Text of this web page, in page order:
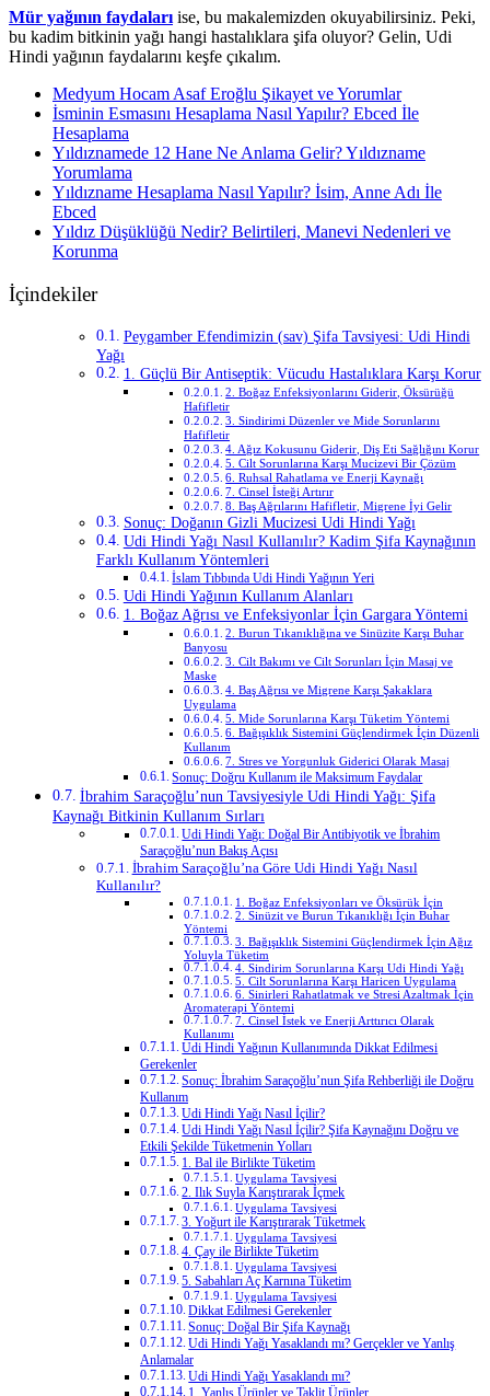
Mür yağının faydaları ise, bu makalemizden okuyabilirsiniz. Peki,
bu kadim bitkinin yağı hangi hastalıklara şifa oluyor? Gelin, Udi
Hindi yağının faydalarını keşfe çıkalım.
Medyum Hocam Asaf Eroğlu Şikayet ve Yorumlar
İsminin Esmasını Hesaplama Nasıl Yapılır? Ebced İle
Hesaplama
Yıldıznamede 12 Hane Ne Anlama Gelir? Yıldızname
Yorumlama
Yıldızname Hesaplama Nasıl Yapılır? İsim, Anne Adı İle
Ebced
Yıldız Düşüklüğü Nedir? Belirtileri, Manevi Nedenleri ve
Korunma
İçindekiler
Peygamber Efendimizin (sav) Şifa Tavsiyesi: Udi Hindi
Yağı
1. Güçlü Bir Antiseptik: Vücudu Hastalıklara Karşı Korur
2. Boğaz Enfeksiyonlarını Giderir, Öksürüğü
Hafifletir
3. Sindirimi Düzenler ve Mide Sorunlarını
Hafifletir
4. Ağız Kokusunu Giderir, Diş Eti Sağlığını Korur
5. Cilt Sorunlarına Karşı Mucizevi Bir Çözüm
6. Ruhsal Rahatlama ve Enerji Kaynağı
7. Cinsel İsteği Artırır
8. Baş Ağrılarını Hafifletir, Migrene İyi Gelir
Sonuç: Doğanın Gizli Mucizesi Udi Hindi Yağı
Udi Hindi Yağı Nasıl Kullanılır? Kadim Şifa Kaynağının
Farklı Kullanım Yöntemleri
İslam Tıbbında Udi Hindi Yağının Yeri
Udi Hindi Yağının Kullanım Alanları
1. Boğaz Ağrısı ve Enfeksiyonlar İçin Gargara Yöntemi
2. Burun Tıkanıklığına ve Sinüzite Karşı Buhar
Banyosu
3. Cilt Bakımı ve Cilt Sorunları İçin Masaj ve
Maske
4. Baş Ağrısı ve Migrene Karşı Şakaklara
Uygulama
5. Mide Sorunlarına Karşı Tüketim Yöntemi
6. Bağışıklık Sistemini Güçlendirmek İçin Düzenli
Kullanım
7. Stres ve Yorgunluk Giderici Olarak Masaj
Sonuç: Doğru Kullanım ile Maksimum Faydalar
İbrahim Saraçoğlu’nun Tavsiyesiyle Udi Hindi Yağı: Şifa
Kaynağı Bitkinin Kullanım Sırları
Udi Hindi Yağı: Doğal Bir Antibiyotik ve İbrahim
Saraçoğlu’nun Bakış Açısı
İbrahim Saraçoğlu’na Göre Udi Hindi Yağı Nasıl
Kullanılır?
1. Boğaz Enfeksiyonları ve Öksürük İçin
2. Sinüzit ve Burun Tıkanıklığı İçin Buhar
Yöntemi
3. Bağışıklık Sistemini Güçlendirmek İçin Ağız
Yoluyla Tüketim
4. Sindirim Sorunlarına Karşı Udi Hindi Yağı
5. Cilt Sorunlarına Karşı Haricen Uygulama
6. Sinirleri Rahatlatmak ve Stresi Azaltmak İçin
Aromaterapi Yöntemi
7. Cinsel İstek ve Enerji Arttırıcı Olarak
Kullanımı
Udi Hindi Yağının Kullanımında Dikkat Edilmesi
Gerekenler
Sonuç: İbrahim Saraçoğlu’nun Şifa Rehberliği ile Doğru
Kullanım
Udi Hindi Yağı Nasıl İçilir?
Udi Hindi Yağı Nasıl İçilir? Şifa Kaynağını Doğru ve
Etkili Şekilde Tüketmenin Yolları
1. Bal ile Birlikte Tüketim
Uygulama Tavsiyesi
2. Ilık Suyla Karıştırarak İçmek
Uygulama Tavsiyesi
3. Yoğurt ile Karıştırarak Tüketmek
Uygulama Tavsiyesi
4. Çay ile Birlikte Tüketim
Uygulama Tavsiyesi
5. Sabahları Aç Karnına Tüketim
Uygulama Tavsiyesi
Dikkat Edilmesi Gerekenler
Sonuç: Doğal Bir Şifa Kaynağı
Udi Hindi Yağı Yasaklandı mı? Gerçekler ve Yanlış
Anlamalar
Udi Hindi Yağı Yasaklandı mı?